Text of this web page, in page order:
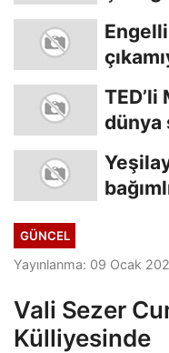
dünya
GÜNCEL
Yayınlanma: 09 Ocak
Vali Sezer
Külliyesinde